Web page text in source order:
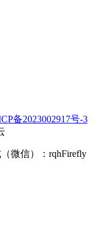
备2023002917号-3
微信）：rqhFirefly